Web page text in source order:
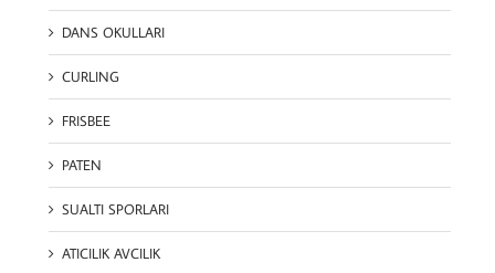
DANS OKULLARI
CURLING
FRISBEE
PATEN
SUALTI SPORLARI
ATICILIK AVCILIK